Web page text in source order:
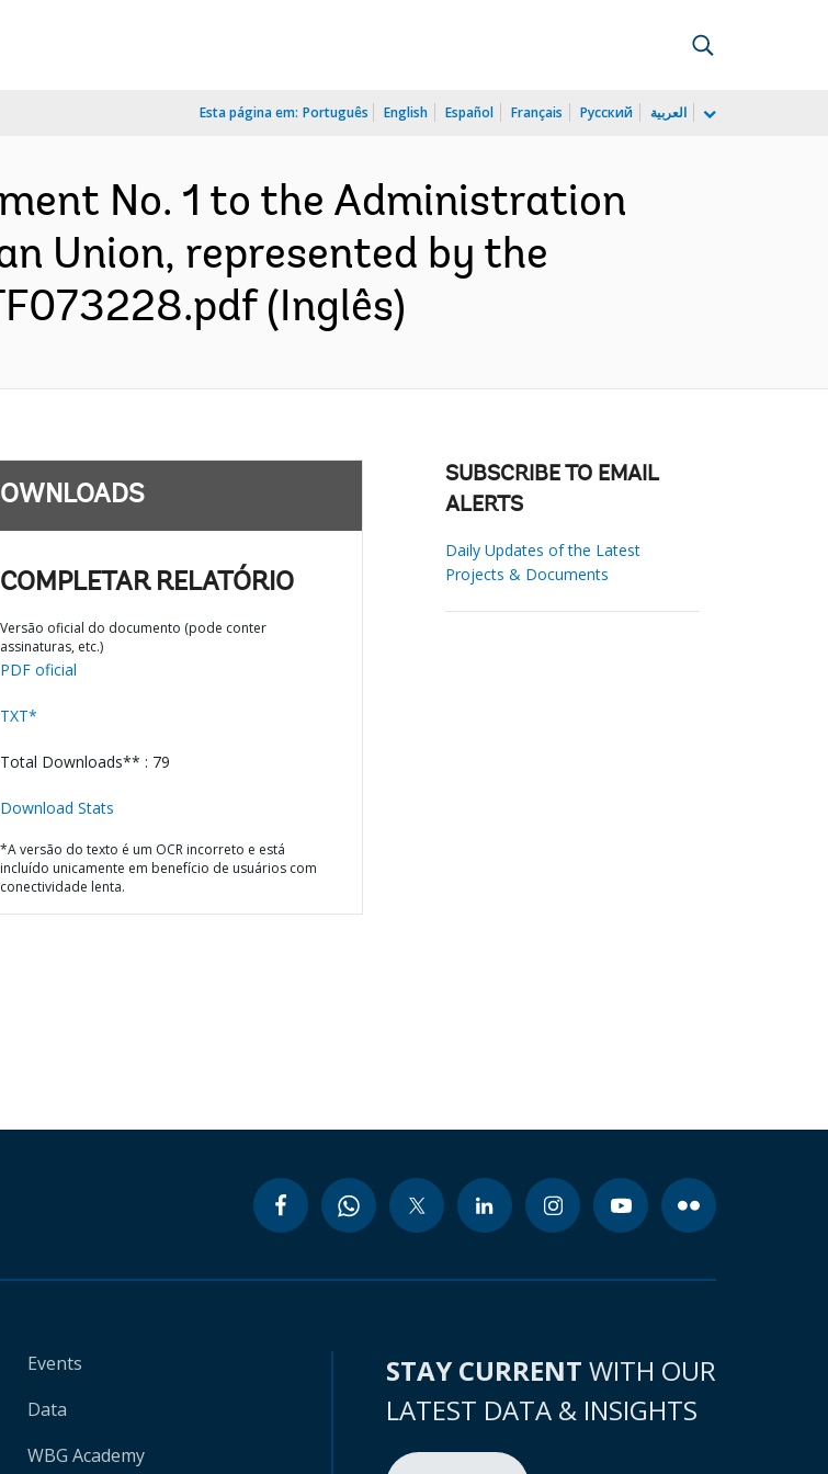
Esta página em: Português English Español Français Русский العربية
No. 1 to the Administration
Union, represented by the
(Inglês)
COMPLETAR RELATÓRIO
Versão oficial do documento (pode conter
assinaturas, etc.)
PDF oficial
TXT*
Total Downloads** : 79
Download Stats
*A versão do texto é um OCR incorreto e está
incluído unicamente em benefício de usuários com
conectividade lenta.
SUBSCRIBE TO EMAIL
ALERTS
Daily Updates of the Latest
Projects & Documents
Events
Data
WBG Academy
STAY CURRENT WITH OUR
LATEST DATA & INSIGHTS